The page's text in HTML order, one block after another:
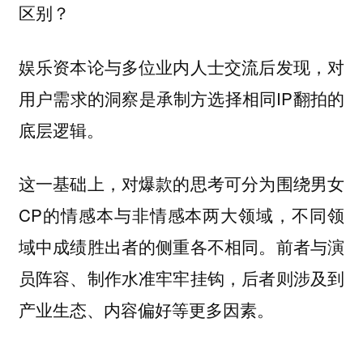
区别？
娱乐资本论与多位业内人士交流后发现，对
用户需求的洞察是承制方选择相同IP翻拍的
底层逻辑。
这一基础上，对爆款的思考可分为围绕男女
CP的情感本与非情感本两大领域，不同领
域中成绩胜出者的侧重各不相同。前者与演
员阵容、制作水准牢牢挂钩，后者则涉及到
产业生态、内容偏好等更多因素。